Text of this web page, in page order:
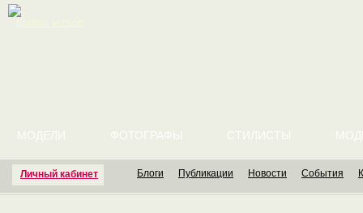
Личный кабинет
МОДЕЛИ ФОТОГРАФЫ СТИЛИСТЫ
Блоги Публикации Новости События